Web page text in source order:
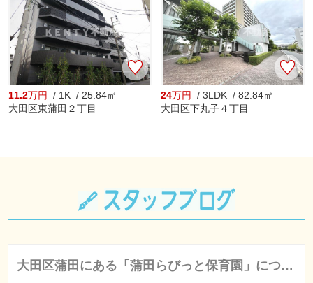
11.2万円 / 1K / 25.84㎡
大田区東蒲田２丁目
24万円 / 3LDK / 82.84㎡
大田区下丸子４丁目
大田区蒲田にある「蒲田らびっと保育園」について！保育内容もご紹介